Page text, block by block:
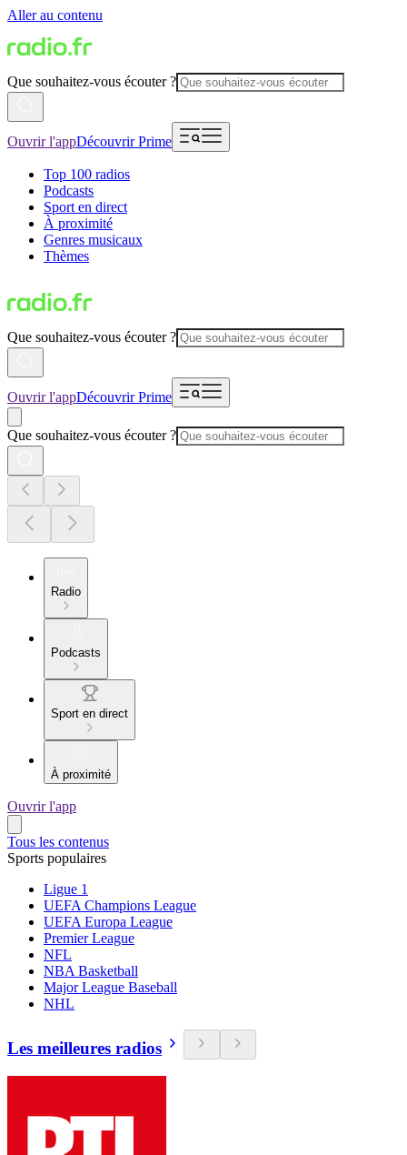
Aller au contenu
Que souhaitez-vous écouter ?
Ouvrir l'appDécouvrir Prime
Top 100 radios
Podcasts
Sport en direct
À proximité
Genres musicaux
Thèmes
Que souhaitez-vous écouter ?
Ouvrir l'appDécouvrir Prime
Que souhaitez-vous écouter ?
Radio
Podcasts
Sport en direct
À proximité
Ouvrir l'app
Tous les contenus
Sports populaires
Ligue 1
UEFA Champions League
UEFA Europa League
Premier League
NFL
NBA Basketball
Major League Baseball
NHL
Les meilleures radios